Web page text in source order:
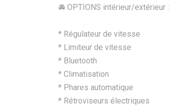
🚘 OPTIONS intérieur/extérieur :
* Régulateur de vitesse
* Limiteur de vitesse
* Bluetooth
* Climatisation
* Phares automatique
* Rétroviseurs électriques